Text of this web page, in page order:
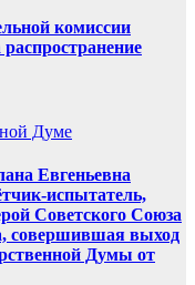
комиссии
Думе
Евгеньевна
испытатель,
Советского Союза
совершившая выход
Думы от